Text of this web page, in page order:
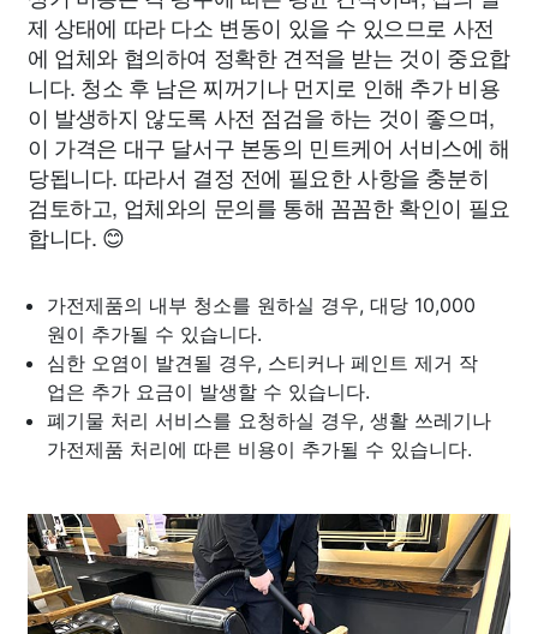
제 상태에 따라 다소 변동이 있을 수 있으므로 사전
에 업체와 협의하여 정확한 견적을 받는 것이 중요합
니다. 청소 후 남은 찌꺼기나 먼지로 인해 추가 비용
이 발생하지 않도록 사전 점검을 하는 것이 좋으며,
이 가격은 대구 달서구 본동의 민트케어 서비스에 해
당됩니다. 따라서 결정 전에 필요한 사항을 충분히
검토하고, 업체와의 문의를 통해 꼼꼼한 확인이 필요
합니다. 😊
가전제품의 내부 청소를 원하실 경우, 대당 10,000
원이 추가될 수 있습니다.
심한 오염이 발견될 경우, 스티커나 페인트 제거 작
업은 추가 요금이 발생할 수 있습니다.
폐기물 처리 서비스를 요청하실 경우, 생활 쓰레기나
가전제품 처리에 따른 비용이 추가될 수 있습니다.